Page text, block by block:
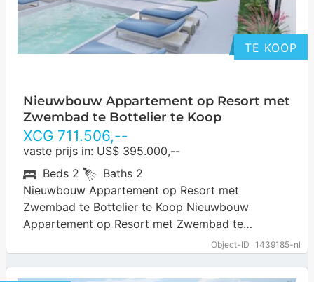
TE KOOP
Nieuwbouw Appartement op Resort met
Zwembad te Bottelier te Koop
XCG 711.506,--
vaste prijs in: US$ 395.000,--
Object-ID 1439185-nl
Beds 2 Baths 2
Nieuwbouw Appartement op Resort met
Zwembad te Bottelier te Koop Nieuwbouw
Appartement op Resort met Zwembad te
Bottelier te Koop. Bottelier is een centraal gelegen
woonomgeving op Curaçao,…… more